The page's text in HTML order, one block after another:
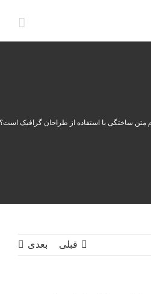
متن ساختگی با استفاده از طراحان گرافیک است؟
قبلی بعدی